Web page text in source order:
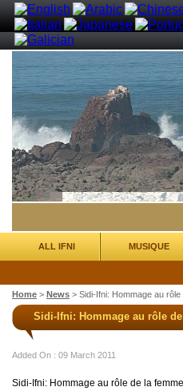
ALL IFNI MUSIQUE
Home > News > Sidi-Ifni: Hommage au rôle
Sidi-Ifni: Hommage au rôle
Added On : 09 March 2011
Sidi-Ifni: Hommage au rôle de la